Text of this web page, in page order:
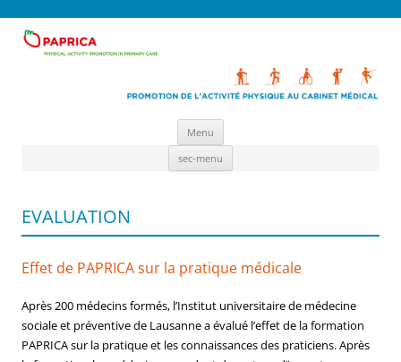
Promotion de l'activité physique au cabinet médical
Menu
contenu
sec-menu
EVALUATION
Effet de PAPRICA sur la pratique médicale
Après 200 médecins formés, l’Institut universitaire de médecine
sociale et préventive de Lausanne a évalué l’effet de la formation
PAPRICA sur la pratique et les connaissances des praticiens. Après